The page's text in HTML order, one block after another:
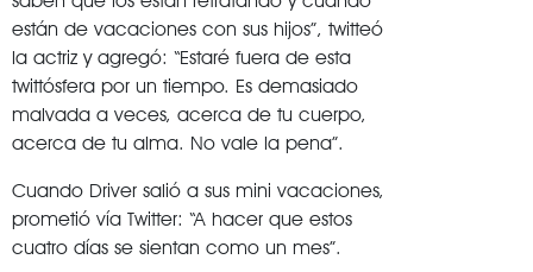
están de vacaciones con sus hijos”, twitteó
la actriz y agregó: “Estaré fuera de esta
twittósfera por un tiempo. Es demasiado
malvada a veces, acerca de tu cuerpo,
acerca de tu alma. No vale la pena”.
Cuando Driver salió a sus mini vacaciones,
prometió vía Twitter: “A hacer que estos
cuatro días se sientan como un mes”.